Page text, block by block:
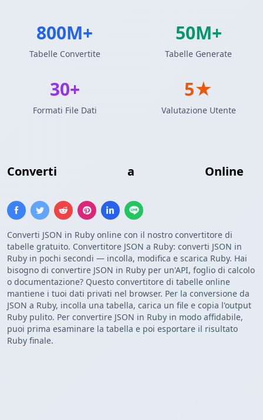
Converti a Online
Converti JSON in Ruby online con il nostro convertitore di
tabelle gratuito. Convertitore JSON a Ruby: converti JSON in
Ruby in pochi secondi — incolla, modifica e scarica Ruby. Hai
bisogno di convertire JSON in Ruby per un'API, foglio di calcolo
o documentazione? Questo convertitore di tabelle online
mantiene i tuoi dati privati nel browser. Per la conversione da
JSON a Ruby, incolla una tabella, carica un file e copia l'output
Ruby pulito. Per convertire JSON in Ruby in modo affidabile,
puoi prima esaminare la tabella e poi esportare il risultato
Ruby finale.
800M+
Tabelle Convertite
50M+
Tabelle Generate
30+
Formati File Dati
5★
Valutazione Utente